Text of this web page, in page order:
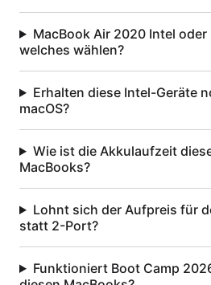
MacBook Air 2020 Intel oder
welches wählen?
Erhalten diese Intel-Geräte
macOS?
Wie ist die Akkulaufzeit
MacBooks?
Lohnt sich der Aufpreis für
statt 2-Port?
Funktioniert Boot Camp